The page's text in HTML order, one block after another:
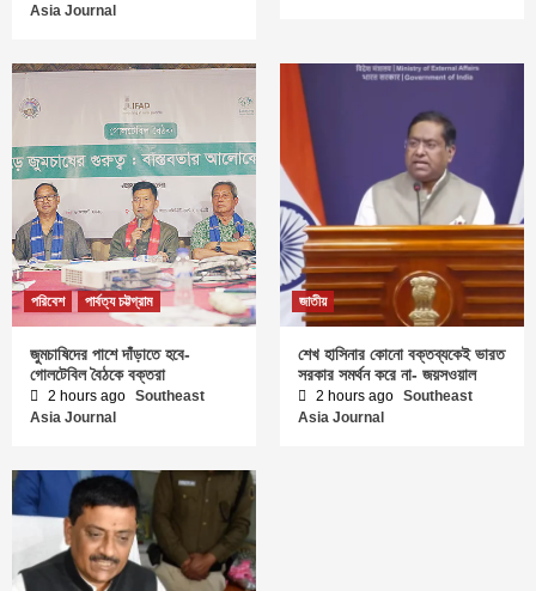
Asia Journal
পরিবেশ পার্বত্য চট্টগ্রাম
জুমচাষিদের পাশে দাঁড়াতে হবে-
গোলটেবিল বৈঠকে বক্তরা
2 hours ago Southeast
Asia Journal
জাতীয়
শেখ হাসিনার কোনো বক্তব্যকেই ভারত
সরকার সমর্থন করে না- জয়সওয়াল
2 hours ago Southeast
Asia Journal